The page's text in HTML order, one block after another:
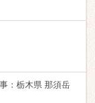
： 栃木県 那須岳